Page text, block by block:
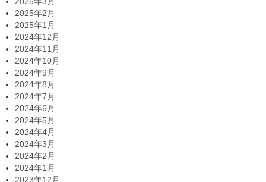
2025年2月
2025年1月
2024年12月
2024年11月
2024年10月
2024年9月
2024年8月
2024年7月
2024年6月
2024年5月
2024年4月
2024年3月
2024年2月
2024年1月
2023年12月